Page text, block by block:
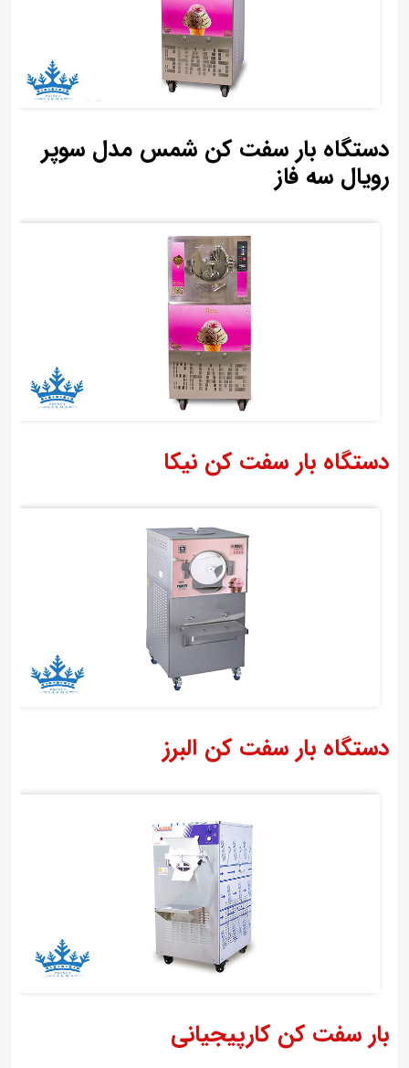
دستگاه بار سفت کن شمس مدل سوپر
رویال سه فاز
دستگاه بار سفت کن نیکا
دستگاه بار سفت کن البرز
بار سفت کن کارپیجیانی